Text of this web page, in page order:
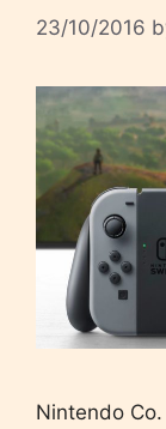
23/10/2016
Nintendo